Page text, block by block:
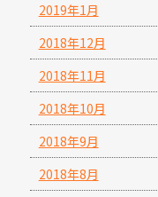
2019年1月
2018年12月
2018年11月
2018年10月
2018年9月
2018年8月